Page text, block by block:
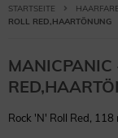
STARTSEITE
ROLL RED,HAARTÖNUNG
Rock 'N' Roll Red, 118